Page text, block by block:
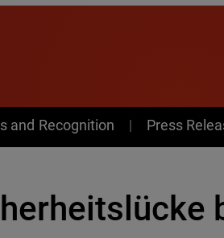
and Recognition Press